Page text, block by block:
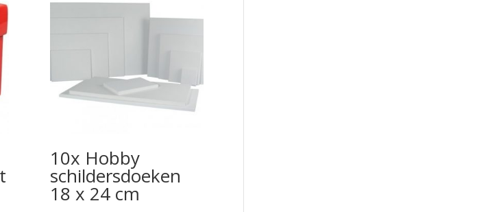
10x Hobby
schildersdoeken
18 x 24 cm